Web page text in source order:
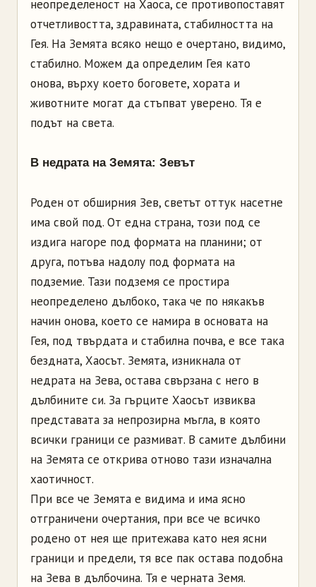
неопределеност на Хаоса, се противопоставят
отчетливостта, здравината, стабилността на
Гея. На Земята всяко нещо е очертано, видимо,
стабилно. Можем да определим Гея като
онова, върху което боговете, хората и
животните могат да стъпват уверено. Тя е
подът на света.
В недрата на Земята: Зевът
Роден от обширния Зев, светът оттук насетне
има свой под. От една страна, този под се
издига нагоре под формата на планини; от
друга, потъва надолу под формата на
подземие. Тази подземя се простира
неопределено дълбоко, така че по някакъв
начин онова, което се намира в основата на
Гея, под твърдата и стабилна почва, е все така
бездната, Хаосът. Земята, изникнала от
недрата на Зева, остава свързана с него в
дълбините си. За гърците Хаосът извиква
представата за непрозирна мъгла, в която
всички граници се размиват. В самите дълбини
на Земята се открива отново тази изначална
хаотичност.
При все че Земята е видима и има ясно
отграничени очертания, при все че всичко
родено от нея ще притежава като нея ясни
граници и предели, тя все пак остава подобна
на Зева в дълбочина. Тя е черната Земя.